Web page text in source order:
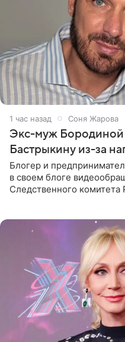
1 час назад Соня Жарова
Экс-муж Бородиной
Бастрыкину из-за
Блогер и
в своем блоге
Следственного комитета